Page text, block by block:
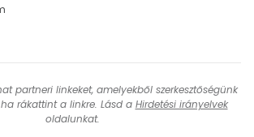
partneri linkeket, amelyekből szerkesztőségünk
rákattint a linkre. Lásd a Hirdetési irányelvek
oldalunkat.